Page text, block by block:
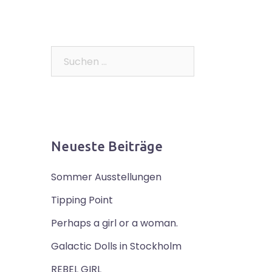
Neueste Beiträge
Sommer Ausstellungen
Tipping Point
Perhaps a girl or a woman.
Galactic Dolls in Stockholm